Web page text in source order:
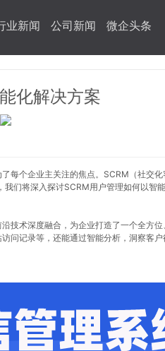
业新闻 公司新闻 微企头条
化解决方案
每个企业主关注的焦点。SCRM（社交
们将深入探讨SCRM用户管理如何以智
技术深度融合，为企业打造了一个全方
问记录等，还能通过智能分析，洞察客